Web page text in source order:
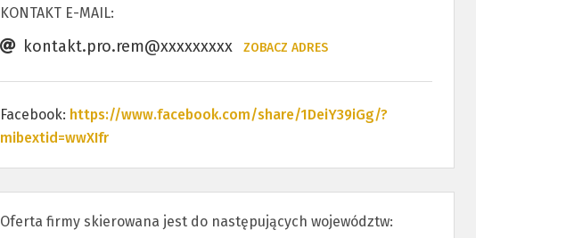
KONTAKT E-MAIL:
kontakt.pro.rem@xxxxxxxxx ZOBACZ ADRES
Facebook: https://www.facebook.com/share/1DeiY39iGg/?
mibextid=wwXIfr
Oferta firmy skierowana jest do następujących województw: